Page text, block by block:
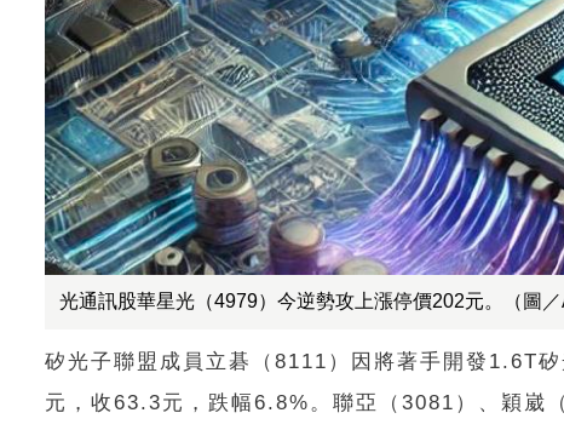
光通訊股華星光（4979）今逆勢攻上漲停價202元。（圖／
矽光子聯盟成員立碁（8111）因將著手開發1.6T
元，收63.3元，跌幅6.8%。聯亞（3081）、穎崴